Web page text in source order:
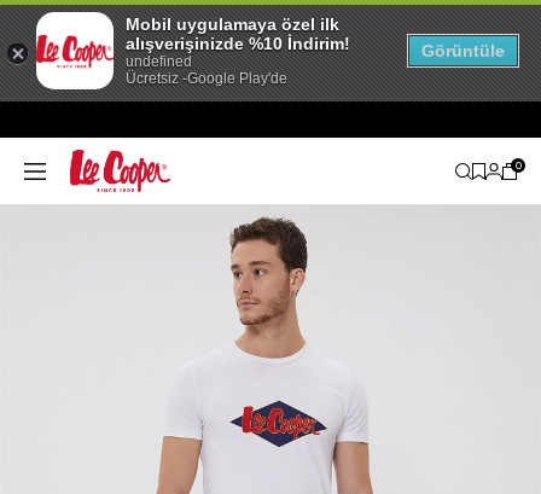
0
Mobil uygulamaya özel ilk
alışverişinizde %10 İndirim!
undefined
Ücretsiz -Google Play'de
Görüntüle